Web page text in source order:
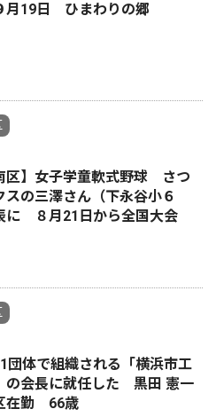
19日 ひまわりの郷
区】女子学童軟式野球 さつ
スの三澤さん（下永谷小６
に ８月21日から全国大会
団体で組織される「横浜市工
の会長に就任した 黒田 憲一
在勤 66歳